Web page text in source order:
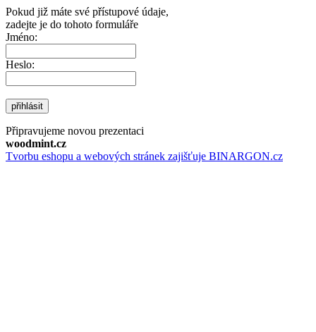
Pokud již máte své přístupové údaje,
zadejte je do tohoto formuláře
Jméno:
Heslo:
přihlásit
Připravujeme novou prezentaci
woodmint.cz
Tvorbu eshopu a webových stránek zajišťuje BINARGON.cz